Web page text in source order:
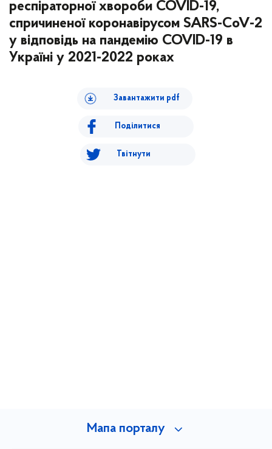
респіраторної хвороби COVID-19,
спричиненої коронавірусом SARS-CoV-2
у відповідь на пандемію COVID-19 в
Україні у 2021-2022 роках
Завантажити pdf
Поділитися
Твітнути
Мапа порталу